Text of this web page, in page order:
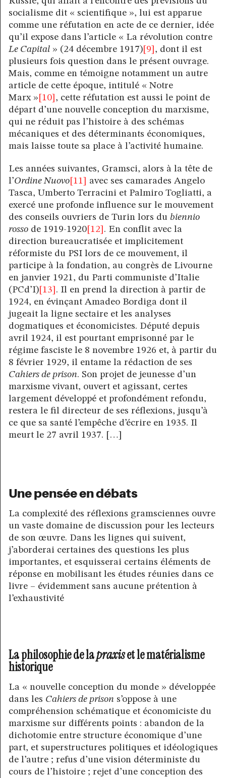
socialisme dit « scientifique », lui est apparue
comme une réfutation en acte de ce dernier, idée
qu’il expose dans l’article « La révolution contre
Le Capital » (24 décembre 1917) [9] , dont il est
plusieurs fois question dans le présent ouvrage.
Mais, comme en témoigne notamment un autre
article de cette époque, intitulé « Notre
Marx » [10] , cette réfutation est aussi le point de
départ d’une nouvelle conception du marxisme,
qui ne réduit pas l’histoire à des schémas
mécaniques et des déterminants économiques,
mais laisse toute sa place à l’activité humaine.
Les années suivantes, Gramsci, alors à la tête de
l’Ordine Nuovo [11]
avec ses camarades Angelo
Tasca, Umberto Terracini et Palmiro Togliatti, a
exercé une profonde influence sur le mouvement
des conseils ouvriers de Turin lors du biennio
rosso de 1919-1920 [12] . En conflit avec la
direction bureaucratisée et implicitement
réformiste du PSI lors de ce mouvement, il
participe à la fondation, au congrès de Livourne
en janvier 1921, du Parti communiste d’Italie
(PCd’I) [13] . Il en prend la direction à partir de
1924, en évinçant Amadeo Bordiga dont il
jugeait la ligne sectaire et les analyses
dogmatiques et économicistes. Député depuis
avril 1924, il est pourtant emprisonné par le
régime fasciste le 8 novembre 1926 et, à partir du
8 février 1929, il entame la rédaction de ses
Cahiers de prison. Son projet de jeunesse d’un
marxisme vivant, ouvert et agissant, certes
largement développé et profondément refondu,
restera le fil directeur de ses réflexions, jusqu’à
ce que sa santé l’empêche d’écrire en 1935. Il
meurt le 27 avril 1937. […]
Une pensée en débats
La complexité des réflexions gramsciennes ouvre
un vaste domaine de discussion pour les lecteurs
de son œuvre. Dans les lignes qui suivent,
j’aborderai certaines des questions les plus
importantes, et esquisserai certains éléments de
réponse en mobilisant les études réunies dans ce
livre – évidemment sans aucune prétention à
l’exhaustivité
La philosophie de lapraxiset le matérialisme
historique
La « nouvelle conception du monde » développée
dans les Cahiers de prison s’oppose à une
compréhension schématique et économiciste du
marxisme sur différents points : abandon de la
dichotomie entre structure économique d’une
part, et superstructures politiques et idéologiques
de l’autre ; refus d’une vision déterministe du
cours de l’histoire ; rejet d’une conception des